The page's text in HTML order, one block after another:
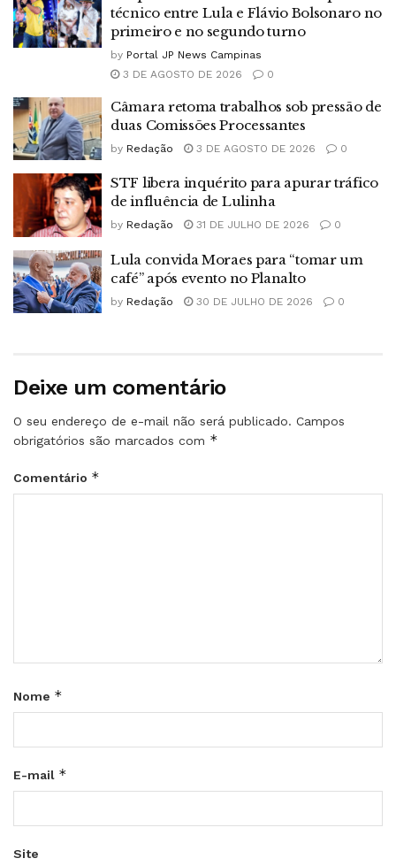
técnico entre Lula e Flávio Bolsonaro no
primeiro e no segundo turno
by Portal JP News Campinas
3 DE AGOSTO DE 2026
0
Câmara retoma trabalhos sob pressão de
duas Comissões Processantes
by Redação 3 DE AGOSTO DE 2026 0
STF libera inquérito para apurar tráfico
de influência de Lulinha
by Redação 31 DE JULHO DE 2026 0
Lula convida Moraes para “tomar um
café” após evento no Planalto
by Redação 30 DE JULHO DE 2026 0
Deixe um comentário
O seu endereço de e-mail não será publicado. Campos
obrigatórios são marcados com *
Comentário *
Nome *
E-mail *
Site